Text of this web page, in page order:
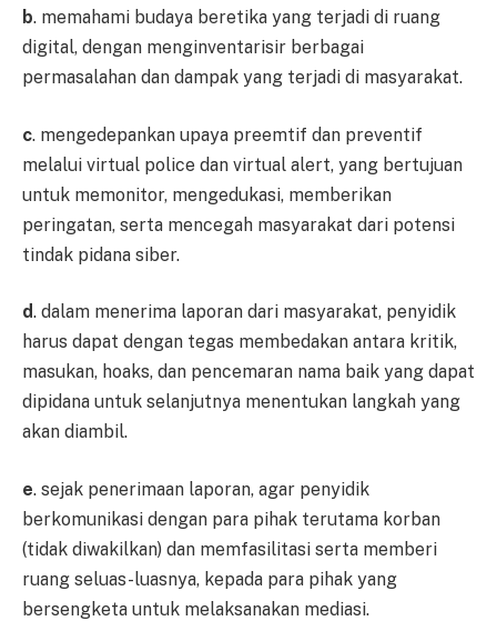
b. memahami budaya beretika yang terjadi di ruang
digital, dengan menginventarisir berbagai
permasalahan dan dampak yang terjadi di masyarakat.
c. mengedepankan upaya preemtif dan preventif
melalui virtual police dan virtual alert, yang bertujuan
untuk memonitor, mengedukasi, memberikan
peringatan, serta mencegah masyarakat dari potensi
tindak pidana siber.
d. dalam menerima laporan dari masyarakat, penyidik
harus dapat dengan tegas membedakan antara kritik,
masukan, hoaks, dan pencemaran nama baik yang dapat
dipidana untuk selanjutnya menentukan langkah yang
akan diambil.
e. sejak penerimaan laporan, agar penyidik
berkomunikasi dengan para pihak terutama korban
(tidak diwakilkan) dan memfasilitasi serta memberi
ruang seluas-luasnya, kepada para pihak yang
bersengketa untuk melaksanakan mediasi.